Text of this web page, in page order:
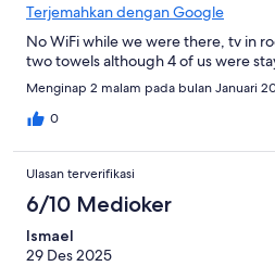
Terjemahkan dengan Google
No WiFi while we were there, tv in
two towels although 4 of us were
Menginap 2 malam pada bulan Januari
0
Ulasan terverifikasi
6/10 Medioker
Ismael
29 Des 2025